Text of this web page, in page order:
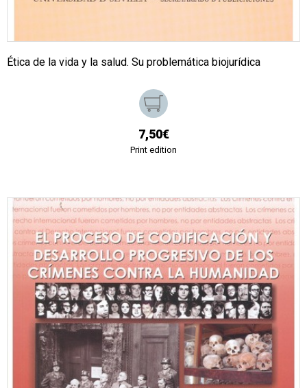
Ética de la vida y la salud. Su problemática biojurídica
7,50€
Print edition